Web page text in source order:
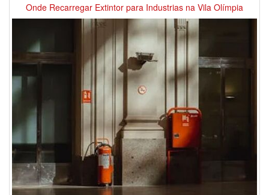
Onde Recarregar Extintor para Industrias na Vila Olímpia